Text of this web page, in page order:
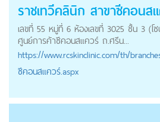
ราชเทวีคลินิก สาขาซีคอนส
เลขที่ 55 หมู่ที่ 6 ห้องเลขที่ 3025 ชั้น 3 (โ
ศูนย์การค้าซีคอนสแควร์ ถ.ศรีน...
https://www.rcskinclinic.com/th/
ซีคอนสแควร์.aspx